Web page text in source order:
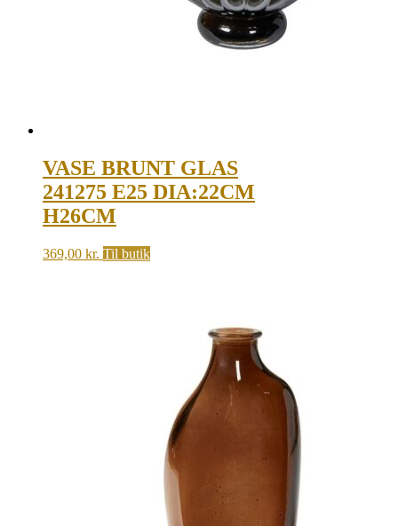
VASE BRUNT GLAS
241275 E25 DIA:22CM
H26CM
369,00 kr. Til butik